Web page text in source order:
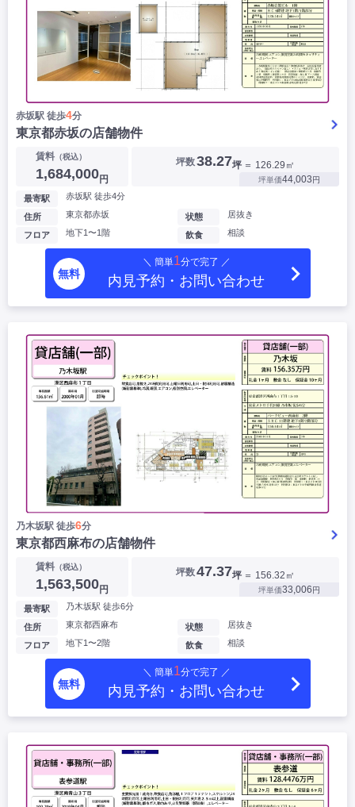
赤坂駅 徒歩4分
東京都赤坂の店舗物件
賃料 （税込）
1,684,000円
坪数38.27坪 ＝ 126.29㎡
坪単価44,003円
最寄駅 赤坂駅 徒歩4分
住所 東京都赤坂
フロア 地下1〜1階
状態 居抜き
飲食 相談
無料
＼ 簡単1分で完了 ／
内見予約・お問い合わせ
乃木坂駅 徒歩6分
東京都西麻布の店舗物件
賃料 （税込）
1,563,500円
坪数47.37坪 ＝ 156.32㎡
坪単価33,006円
最寄駅 乃木坂駅 徒歩6分
住所 東京都西麻布
フロア 地下1〜2階
状態 居抜き
飲食 相談
無料
＼ 簡単1分で完了 ／
内見予約・お問い合わせ